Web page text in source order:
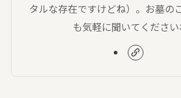
タルな存在ですけどね）。お墓の
も気軽に聞いてください